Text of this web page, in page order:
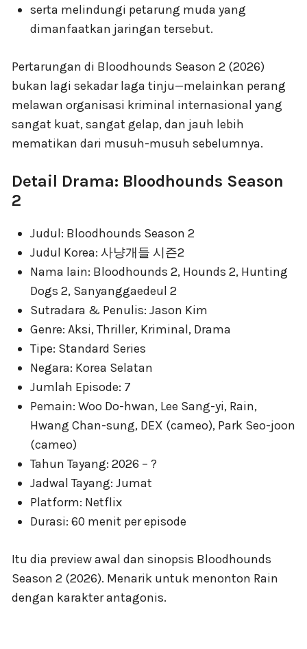
serta melindungi petarung muda yang
dimanfaatkan jaringan tersebut.
Pertarungan di Bloodhounds Season 2 (2026)
bukan lagi sekadar laga tinju—melainkan perang
melawan organisasi kriminal internasional yang
sangat kuat, sangat gelap, dan jauh lebih
mematikan dari musuh-musuh sebelumnya.
Detail Drama: Bloodhounds Season
2
Judul: Bloodhounds Season 2
Judul Korea: 사냥개들 시즌2
Nama lain: Bloodhounds 2, Hounds 2, Hunting
Dogs 2, Sanyanggaedeul 2
Sutradara & Penulis: Jason Kim
Genre: Aksi, Thriller, Kriminal, Drama
Tipe: Standard Series
Negara: Korea Selatan
Jumlah Episode: 7
Pemain: Woo Do-hwan, Lee Sang-yi, Rain,
Hwang Chan-sung, DEX (cameo), Park Seo-joon
(cameo)
Tahun Tayang: 2026 – ?
Jadwal Tayang: Jumat
Platform: Netflix
Durasi: 60 menit per episode
Itu dia preview awal dan sinopsis Bloodhounds
Season 2 (2026). Menarik untuk menonton Rain
dengan karakter antagonis.